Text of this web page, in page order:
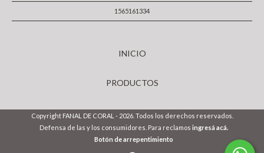
1565161334
INICIO
PRODUCTOS
Copyright FANAL DE CORAL - 2026. Todos los derechos reservados.
Defensa de las y los consumidores. Para reclamos ingresá acá.
Botón de arrepentimiento